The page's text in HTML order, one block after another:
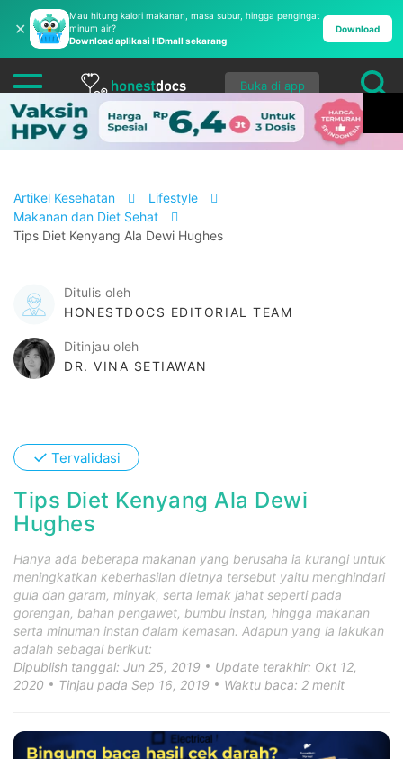
✕
Mau hitung kalori makanan, masa subur, hingga pengingat
minum air?
Download aplikasi HDmall sekarang
Download
Buka di app
Artikel Kesehatan
Lifestyle
Makanan dan Diet Sehat
Tips Diet Kenyang Ala Dewi Hughes
Ditulis oleh
HONESTDOCS EDITORIAL TEAM
Ditinjau oleh
DR. VINA SETIAWAN
✓ Tervalidasi
Tips Diet Kenyang Ala Dewi
Hughes
Hanya ada beberapa makanan yang berusaha ia kurangi untuk
meningkatkan keberhasilan dietnya tersebut yaitu menghindari
gula dan garam, minyak, serta lemak jahat seperti pada
gorengan, bahan pengawet, bumbu instan, hingga makanan
serta minuman instan dalam kemasan. Adapun yang ia lakukan
adalah sebagai berikut:
Dipublish tanggal: Jun 25, 2019
Update terakhir: Okt 12,
2020
Tinjau pada Sep 16, 2019 Waktu baca: 2 menit